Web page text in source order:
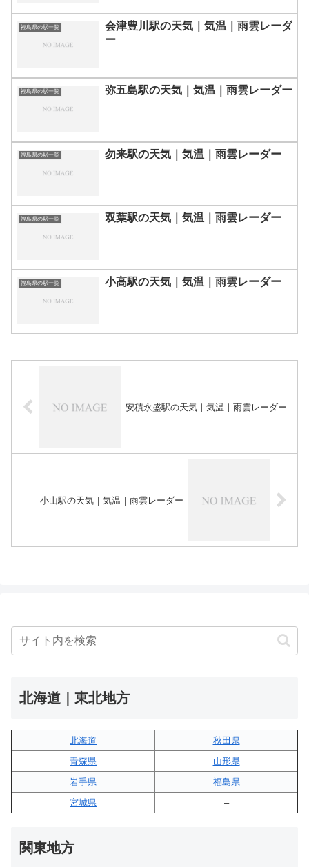
福島県の駅一覧
会津豊川駅の天気｜気温｜雨雲レーダ
ー
福島県の駅一覧 弥五島駅の天気｜気温｜雨雲レーダー
福島県の駅一覧 勿来駅の天気｜気温｜雨雲レーダー
福島県の駅一覧 双葉駅の天気｜気温｜雨雲レーダー
福島県の駅一覧 小高駅の天気｜気温｜雨雲レーダー
安積永盛駅の天気｜気温｜雨雲レーダー
小山駅の天気｜気温｜雨雲レーダー
北海道｜東北地方
北海道
秋田県
青森県
山形県
岩手県
福島県
宮城県
–
関東地方